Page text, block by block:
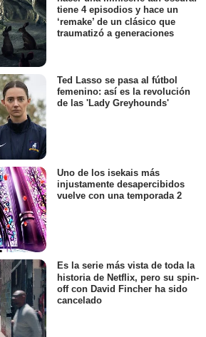
tiene 4 episodios y hace un
‘remake’ de un clásico que
traumatizó a generaciones
Ted Lasso se pasa al fútbol
femenino: así es la revolución
de las 'Lady Greyhounds'
Uno de los isekais más
injustamente desapercibidos
vuelve con una temporada 2
Es la serie más vista de toda la
historia de Netflix, pero su spin-
off con David Fincher ha sido
cancelado